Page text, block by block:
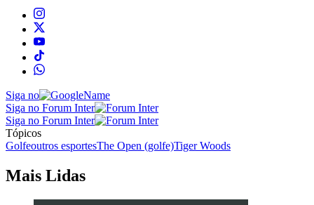
Siga no
Siga no Forum Inter
Siga no Forum Inter
Tópicos
Golfeoutros esportesThe Open (golfe)Tiger Woods
Mais Lidas